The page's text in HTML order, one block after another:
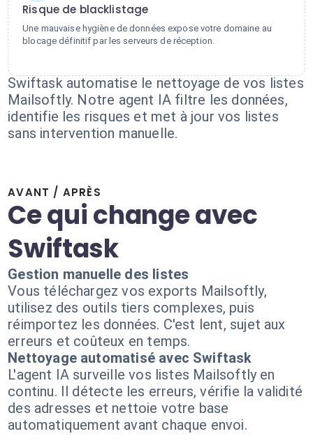
Risque de blacklistage
Une mauvaise hygiène de données expose votre domaine au
blocage définitif par les serveurs de réception.
Swiftask automatise le nettoyage de vos listes
Mailsoftly. Notre agent IA filtre les données,
identifie les risques et met à jour vos listes
sans intervention manuelle.
AVANT / APRÈS
Ce qui change avec
Swiftask
Gestion manuelle des listes
Vous téléchargez vos exports Mailsoftly,
utilisez des outils tiers complexes, puis
réimportez les données. C'est lent, sujet aux
erreurs et coûteux en temps.
Nettoyage automatisé avec Swiftask
L'agent IA surveille vos listes Mailsoftly en
continu. Il détecte les erreurs, vérifie la validité
des adresses et nettoie votre base
automatiquement avant chaque envoi.